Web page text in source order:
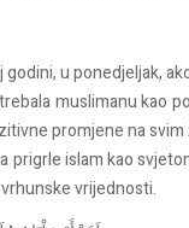
godini, uponedjeljak,
trebalamuslimanu kao
promjenenasvim
prigrleislamkao
vrhunskevrijednosti.